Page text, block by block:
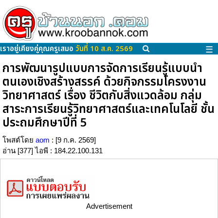
เราอยู่เคียงคู่คุณครูเสมอ วันที่ 10 ส.ค. 2569 ☰
การพัฒนารูปแบบการจัดการเรียนรู้แบบนำ
ตนเองเชิงสร้างสรรค์ ด้วยกิจกรรมโครงงาน
วิทยาศาสตร์ เรื่อง ชีวิตกับสิ่งแวดล้อม กลุ่ม
สาระการเรียนรู้วิทยาศาสตร์และเทคโนโลยี ชั้น
ประถมศึกษาปีที่ 5
โพสต์โดย aom : [9 ก.ค. 2569]
อ่าน [377] ไอพี : 184.22.100.131
Advertisement